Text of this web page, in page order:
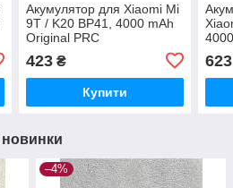
Акумулятор для Xiaomi Mi
9T / K20 BP41, 4000 mAh
Original PRC
423₴
Купити
623
новинки
–4%